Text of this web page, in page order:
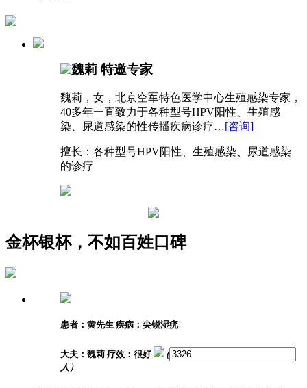
魏莉 特邀专家
魏莉，女，北京空军特色医学中心生殖感染专家，
40多年一直致力于各种型号HPV阳性、生殖感
染、尿道感染的性传播疾病诊疗…[咨询]
擅长：各种型号HPV阳性、生殖感染、尿道感染
的诊疗
金杯银杯，不如百姓口碑
患者：黄先生 疾病：尖锐湿疣
大夫：魏莉 疗效：很好
(
人）